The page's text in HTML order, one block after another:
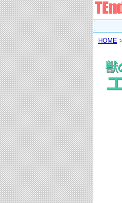
HOME >
獣